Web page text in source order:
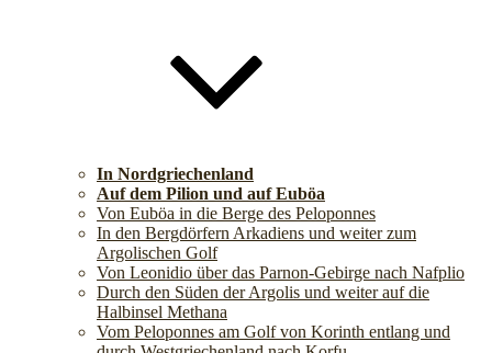
In Nordgriechenland
Auf dem Pilion und auf Euböa
Von Euböa in die Berge des Peloponnes
In den Bergdörfern Arkadiens und weiter zum
Argolischen Golf
Von Leonidio über das Parnon-Gebirge nach Nafplio
Durch den Süden der Argolis und weiter auf die
Halbinsel Methana
Vom Peloponnes am Golf von Korinth entlang und